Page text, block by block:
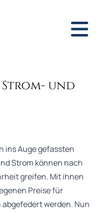
und
ins Auge gefassten
Strom können nach
greifen. Mit ihnen
Preise für
werden. Nun